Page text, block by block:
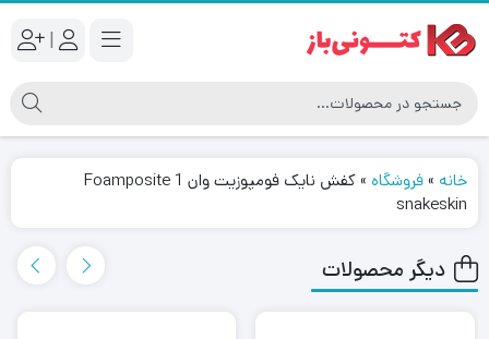
|
خانه »فروشگاه »
کفش نایک فومپوزیت وان Foamposite 1
snakeskin
دیگر محصولات